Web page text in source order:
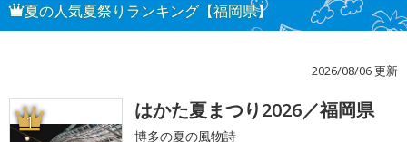
夏の人気夏祭りランキング【福岡県】
2026/08/06 更新
1 はかた夏まつり2026／福岡県
博多の夏の風物詩